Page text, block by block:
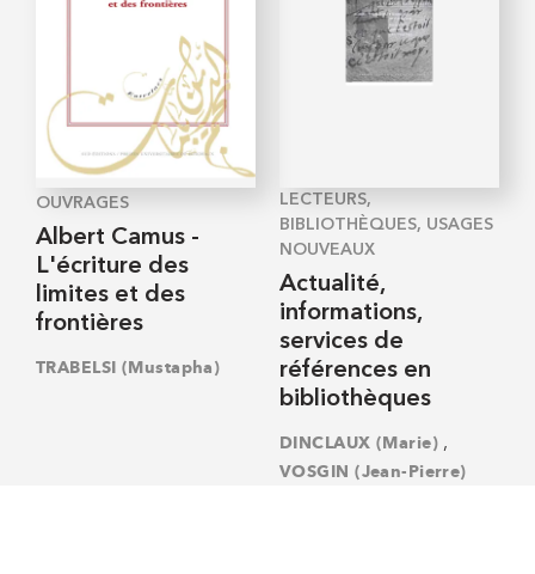
OUVRAGES
Albert Camus -
L'écriture des
limites et des
frontières
TRABELSI (Mustapha)
LECTEURS,
BIBLIOTHÈQUES, USAGES
NOUVEAUX
Actualité,
informations,
services de
références en
bibliothèques
DINCLAUX (Marie) ,
VOSGIN (Jean-Pierre)